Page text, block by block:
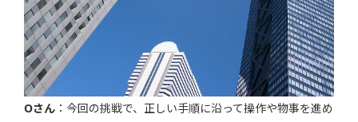
Oさん ：今回の挑戦で、正しい手順に沿って操作や物事を進め